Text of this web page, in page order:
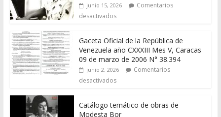
junio 15, 2026
Comentarios
desactivados
Gaceta Oficial de la República de
Venezuela año CXXXIII Mes V, Caracas
09 de marzo de 2006 N° 38.394
junio 2, 2026
Comentarios
desactivados
Catálogo temático de obras de
Modesta Bor